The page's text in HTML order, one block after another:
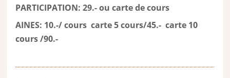
PARTICIPATION: 29.- ou carte de cours
AINES: 10.-/ cours carte 5 cours/45.- carte 10
cours /90.-